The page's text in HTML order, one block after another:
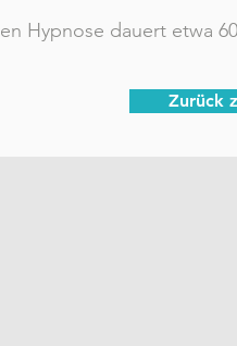
Hypnose dauert etwa
Zurück